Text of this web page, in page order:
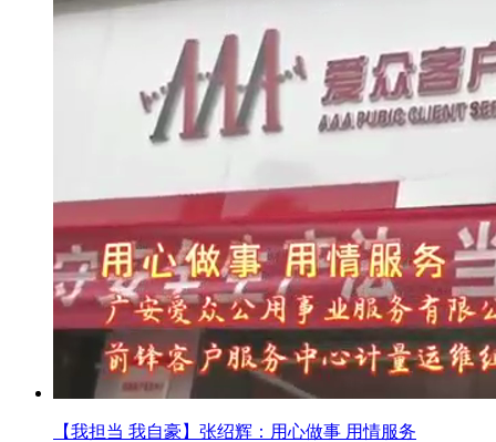
【我担当 我自豪】张绍辉：用心做事 用情服务